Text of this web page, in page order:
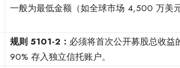
一般为最低金额（如全球市场 4,500 万美元
规则 5101-2： 必须将首次公开募股总收益
90% 存入独立信托账户。